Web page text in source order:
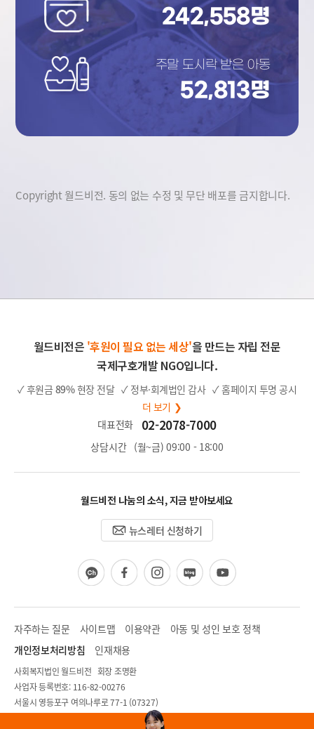
242,558명
주말 도시락 받은 아동
52,813명
Copyright 월드비전. 동의 없는 수정 및 무단 배포를 금지합니다.
월드비전은 '후원이 필요 없는 세상'을 만드는 자립 전문
국제구호개발 NGO입니다.
✓ 후원금 89%현장 전달 ✓ 정부·회계법인 감사 ✓ 홈페이지 투명 공시
더 보기 ❯
대표전화
02-2078-7000
상담시간 (월~금) 09:00 - 18:00
월드비전 나눔의 소식, 지금 받아보세요
뉴스레터 신청하기
카
카
채
널
페
이
북
인
스
그
램
블
로
유
튜
자주하는 질문 사이트맵 이용약관
아동 및 성인 보호 정책
개인정보처리방침
인재채용
사회복지법인 월드비전 회장 조명환
사업자 등록번호: 116-82-00276
서울시 영등포구 여의나루로 77-1 (07327)
COPYRIGHT ⓒ WORLD VISION CORP. ALL RIGHTS RESERVED.